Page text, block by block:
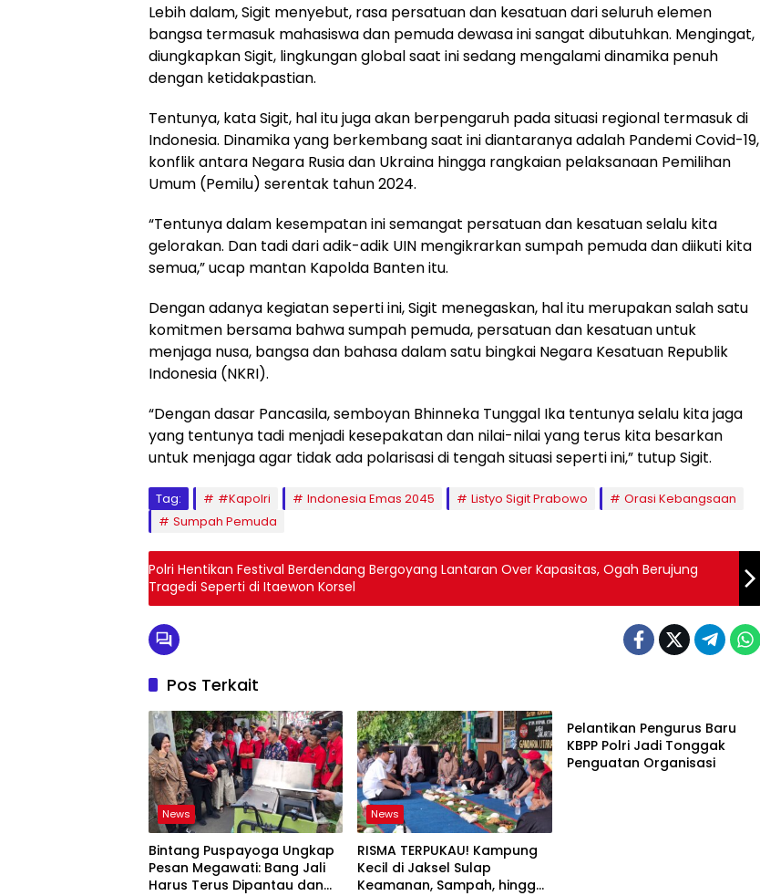
Lebih dalam, Sigit menyebut, rasa persatuan dan kesatuan dari seluruh elemen
bangsa termasuk mahasiswa dan pemuda dewasa ini sangat dibutuhkan. Mengingat,
diungkapkan Sigit, lingkungan global saat ini sedang mengalami dinamika penuh
dengan ketidakpastian.
Tentunya, kata Sigit, hal itu juga akan berpengaruh pada situasi regional termasuk di
Indonesia. Dinamika yang berkembang saat ini diantaranya adalah Pandemi Covid-19,
konflik antara Negara Rusia dan Ukraina hingga rangkaian pelaksanaan Pemilihan
Umum (Pemilu) serentak tahun 2024.
“Tentunya dalam kesempatan ini semangat persatuan dan kesatuan selalu kita
gelorakan. Dan tadi dari adik-adik UIN mengikrarkan sumpah pemuda dan diikuti kita
semua,” ucap mantan Kapolda Banten itu.
Dengan adanya kegiatan seperti ini, Sigit menegaskan, hal itu merupakan salah satu
komitmen bersama bahwa sumpah pemuda, persatuan dan kesatuan untuk
menjaga nusa, bangsa dan bahasa dalam satu bingkai Negara Kesatuan Republik
Indonesia (NKRI).
“Dengan dasar Pancasila, semboyan Bhinneka Tunggal Ika tentunya selalu kita jaga
yang tentunya tadi menjadi kesepakatan dan nilai-nilai yang terus kita besarkan
untuk menjaga agar tidak ada polarisasi di tengah situasi seperti ini,” tutup Sigit.
Tag: #Kapolri Indonesia Emas 2045 Listyo Sigit Prabowo
Orasi Kebangsaan
Sumpah Pemuda
Polri Hentikan Festival Berdendang Bergoyang Lantaran Over Kapasitas, Ogah Berujung
Tragedi Seperti di Itaewon Korsel
Pos Terkait
News
Bintang Puspayoga Ungkap
Pesan Megawati: Bang Jali
Harus Terus Dipantau dan
News
RISMA TERPUKAU! Kampung
Kecil di Jaksel Sulap
Keamanan, Sampah, hingga
Pelantikan Pengurus Baru
KBPP Polri Jadi Tonggak
Penguatan Organisasi